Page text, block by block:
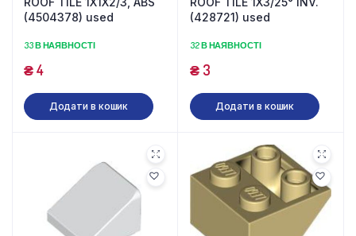
(4504378) used
33 В НАЯВНОСТІ
₴4
Додати в кошик
(428721) used
32 В НАЯВНОСТІ
₴3
Додати в кошик